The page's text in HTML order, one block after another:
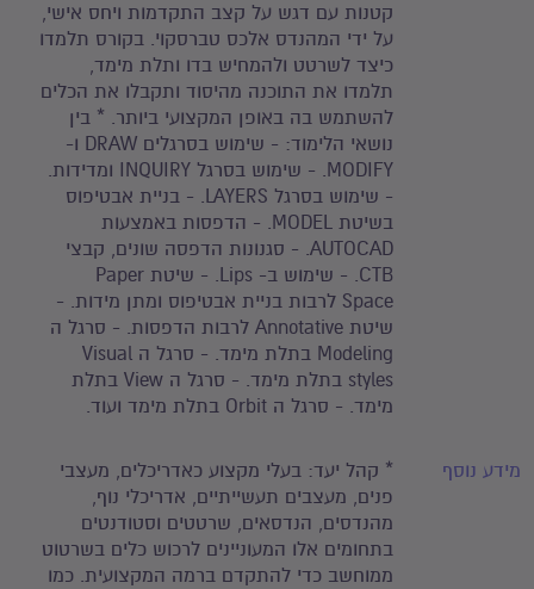
קטנות עם דגש על קצב התקדמות ויחס אישי,
על ידי המהנדס אלכס טברסקוי. בקורס תלמדו
כיצד לשרטט ולהמחיש בדו ותלת מימד,
תלמדו את התוכנה מהיסוד ותקבלו את הכלים
להשתמש בה באופן המקצועי ביותר. * בין
נושאי הלימוד: - שימוש בסרגלים DRAW ו-
MODIFY. - שימוש בסרגל INQUIRY ומדידות.
- שימוש בסרגל LAYERS. - בניית אבטיפוס
בשיטת MODEL. - הדפסות באמצעות
AUTOCAD. - סגנונות הדפסה שונים, קבצי
CTB. - שימוש ב- Lips. - שיטת Paper
Space לרבות בניית אבטיפוס ומתן מידות. -
שיטת Annotative לרבות הדפסות. - סרגל ה
Modeling בתלת מימד. - סרגל ה Visual
styles בתלת מימד. - סרגל ה View בתלת
מימד. - סרגל ה Orbit בתלת מימד ועוד.
מידע נוסף
* קהל יעד: בעלי מקצוע כאדריכלים, מעצבי
פנים, מעצבים תעשייתיים, אדריכלי נוף,
מהנדסים, הנדסאים, שרטטים וסטודנטים
בתחומים אלו המעוניינים לרכוש כלים בשרטוט
ממוחשב כדי להתקדם ברמה המקצועית. כמו